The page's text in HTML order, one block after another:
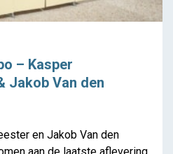
– Kasper
Jakob Van den
en Jakob Van den
aan de laatste aflevering